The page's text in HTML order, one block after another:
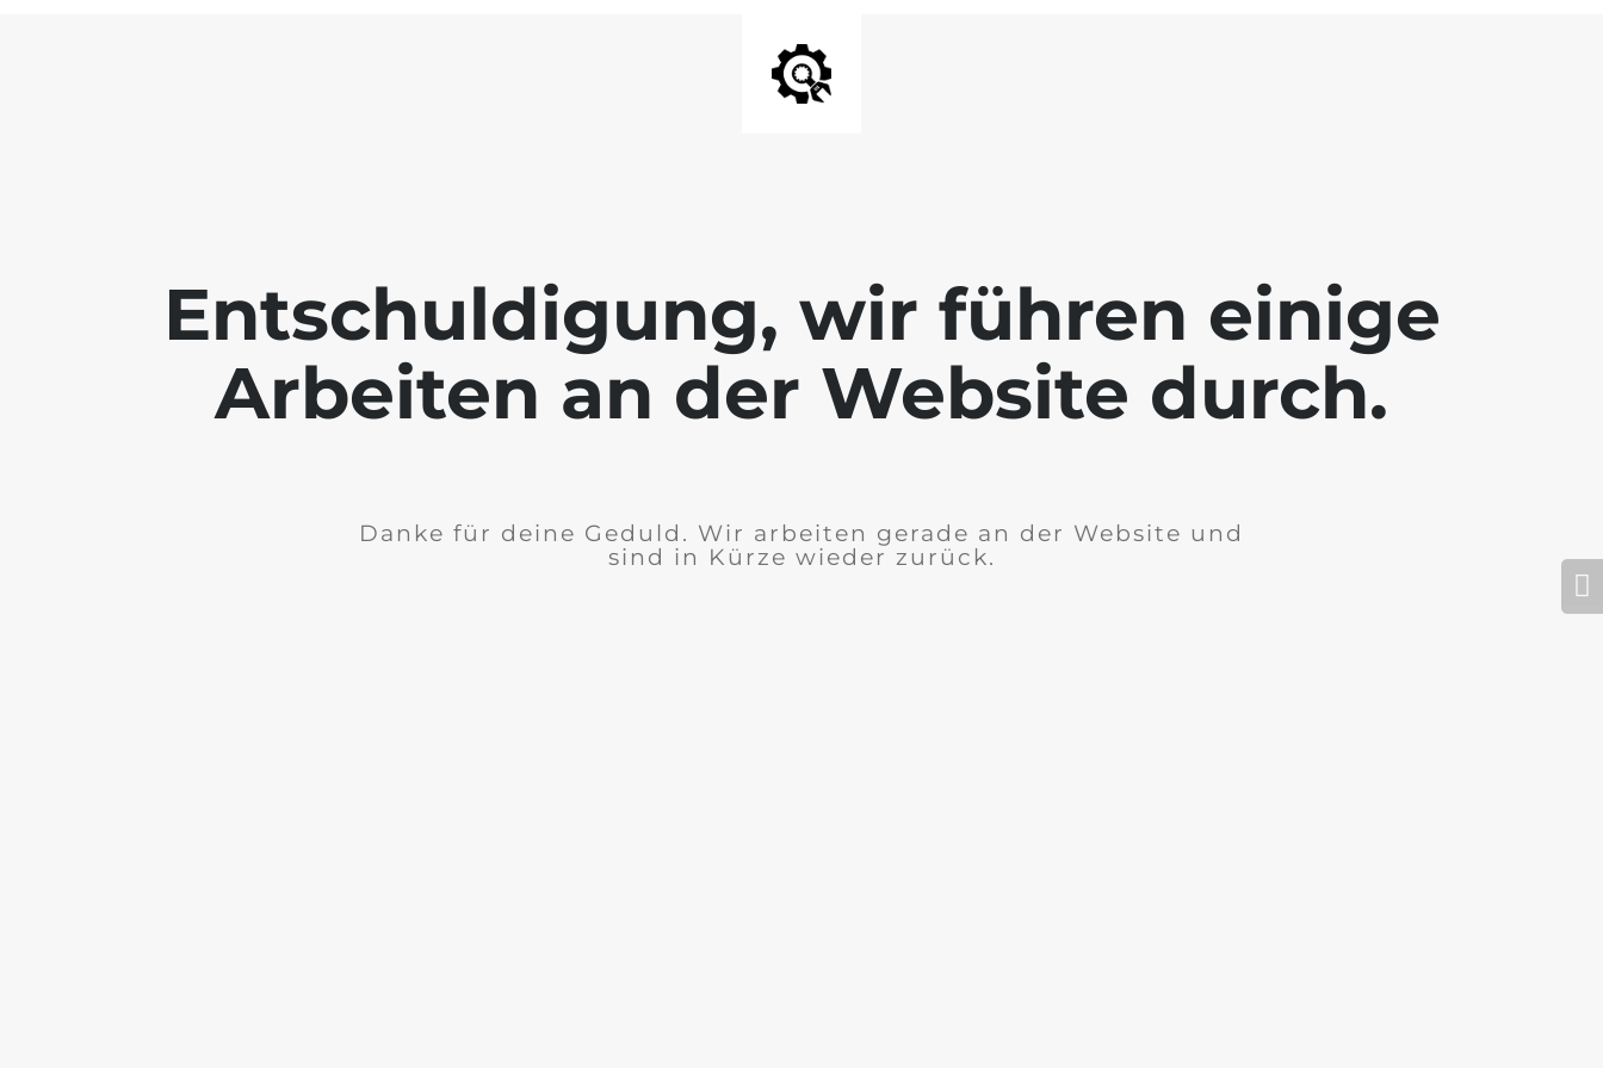
Entschuldigung, wir führen einige
Arbeiten an der Website durch.
Danke für deine Geduld. Wir arbeiten gerade an der Website und
sind in Kürze wieder zurück.